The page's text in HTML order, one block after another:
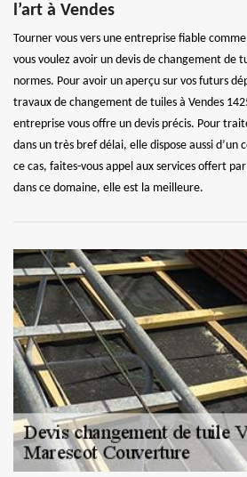
l’art à Vendes
Tourner vous vers une entreprise fiable
vous voulez avoir un devis de changement de
normes. Pour avoir un aperçu sur vos futurs
travaux de changement de tuiles à Vendes
entreprise vous offre un devis précis. Pour
dans un très bref délai, elle dispose aussi
ce cas, faites-vous appel aux services offert
dans ce domaine, elle est la meilleure.